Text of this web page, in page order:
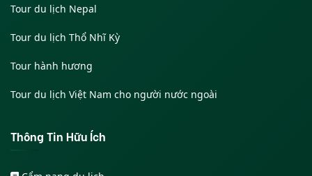
Tour du lịch Nepal
Tour du lịch Thổ Nhĩ Kỳ
Tour hành hương
Tour du lịch Việt Nam cho người nước ngoài
Thông Tin Hữu Ích